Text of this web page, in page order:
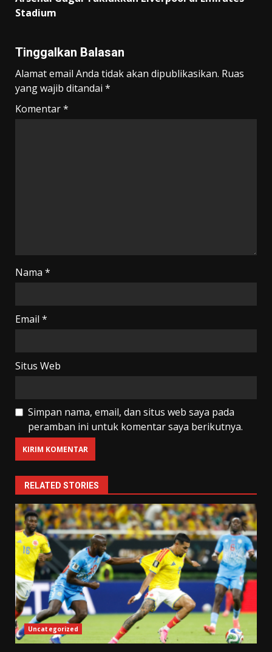
Stadium
Tinggalkan Balasan
Alamat email Anda tidak akan dipublikasikan. Ruas
yang wajib ditandai *
Komentar*
Nama *
Email *
Situs Web
Simpan nama, email, dan situs web saya pada
peramban ini untuk komentar saya berikutnya.
RELATED STORIES
Uncategorized